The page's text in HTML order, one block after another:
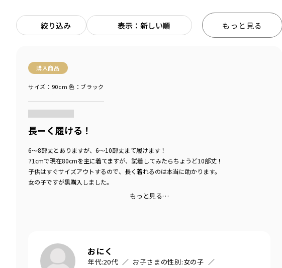
絞り込み 表示：新しい順 もっと見る
購入商品
サイズ：90cm 色：ブラック
長ーく履ける！
6～8部丈とありますが、6～10部丈まて履けます！
71cmで現在80cmを主に着てますが、試着してみたらちょうど10部丈！
子供はすぐサイズアウトするので、長く着れるのは本当に助かります。
女の子ですが黒購入しました。
もっと見る…
おにく
年代:20代 お子さまの性別:女の子